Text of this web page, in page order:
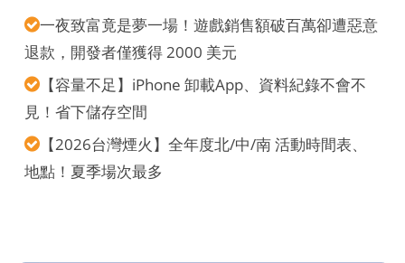
一夜致富竟是夢一場！遊戲銷售額破百萬卻遭惡意
退款，開發者僅獲得 2000 美元
【容量不足】iPhone 卸載App、資料紀錄不會不
見！省下儲存空間
【2026台灣煙火】全年度北/中/南 活動時間表、
地點！夏季場次最多